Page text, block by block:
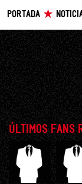
PORTADA
ÚLTIMOS FANS